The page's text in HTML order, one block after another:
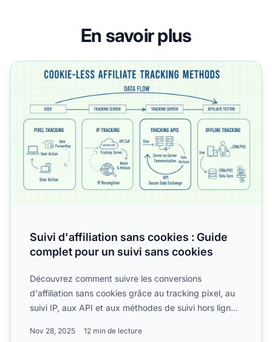
En savoir plus
Suivi d'affiliation sans cookies : Guide complet pour un
Suivi d'affiliation sans cookies : Guide
complet pour un suivi sans cookies
Découvrez comment suivre les conversions
d'affiliation sans cookies grâce au tracking pixel, au
suivi IP, aux API et aux méthodes de suivi hors ligne.
Nov 28, 2025 12 min de lecture